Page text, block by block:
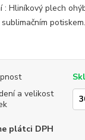
: Hliníkový plech
a velikost
plátci DPH